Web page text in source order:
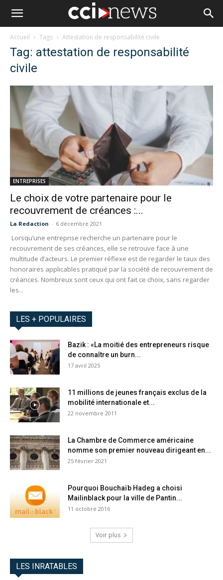
Accueil Tags Attestation de responsabilité civile
Tag: attestation de responsabilité
civile
ENTREPRISES
Le choix de votre partenaire pour le
recouvrement de créances :...
La Redaction - 6 décembre 2021
Lorsqu’une entreprise recherche un partenaire pour le
recouvrement de ses créances, elle se retrouve face à une
multitude d’acteurs. Le premier réflexe est de regarder le taux des
honoraires applicables pratiqué par la société de recouvrement de
créances. Nombreux sont ceux qui ont fait ce choix, sans regarder
les...
LES + POPULAIRES
Bazik : «La moitié des entrepreneurs risque
de connaître un burn...
17 avril 2025
11 millions de jeunes français exclus de la
mobilité internationale et...
22 novembre 2011
La Chambre de Commerce américaine
nomme son premier nouveau dirigeant en...
25 février 2021
Pourquoi Bouchaïb Hadeg a choisi
Mailinblack pour la ville de Pantin...
11 octobre 2016
Voir plus
LES INRATABLES